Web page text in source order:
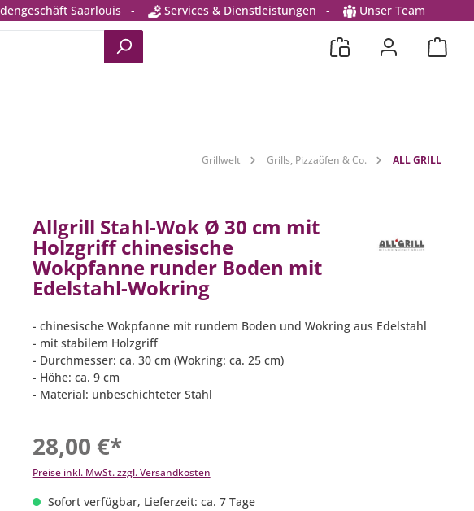
Saarlouis - Services & Dienstleistungen - Unser Team
Grillwelt Grills, Pizzaöfen & Co. ALL GRILL
Allgrill Stahl-Wok Ø 30 cm mit
Holzgriff chinesische
Wokpfanne runder Boden mit
Edelstahl-Wokring
- chinesische Wokpfanne mit rundem Boden und Wokring aus Edelstahl
- mit stabilem Holzgriff
- Durchmesser: ca. 30 cm (Wokring: ca. 25 cm)
- Höhe: ca. 9 cm
- Material: unbeschichteter Stahl
28,00 €*
Preise inkl. MwSt. zzgl. Versandkosten
Sofort verfügbar, Lieferzeit: ca. 7 Tage